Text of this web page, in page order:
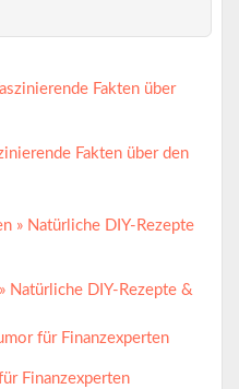
Fakten über den
Natürliche DIY-Rezepte &
Finanzexperten